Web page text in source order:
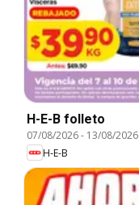
H-E-B folleto
07/08/2026- 13/08/2026
H-E-B